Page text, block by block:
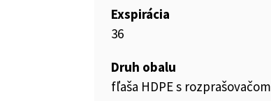
Exspirácia
36
Druh obalu
fľaša HDPE s rozprašovačom